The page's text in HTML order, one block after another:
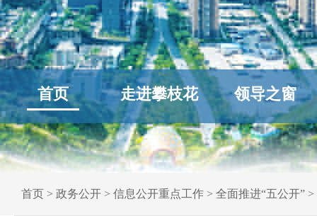
首页 走进攀枝花 领导之窗
首页 > 政务公开 > 信息公开重点工作 > 全面推进“五公开” >